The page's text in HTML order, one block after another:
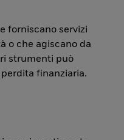
forniscano servizi
o che agiscano da
strumenti può
perdita finanziaria.